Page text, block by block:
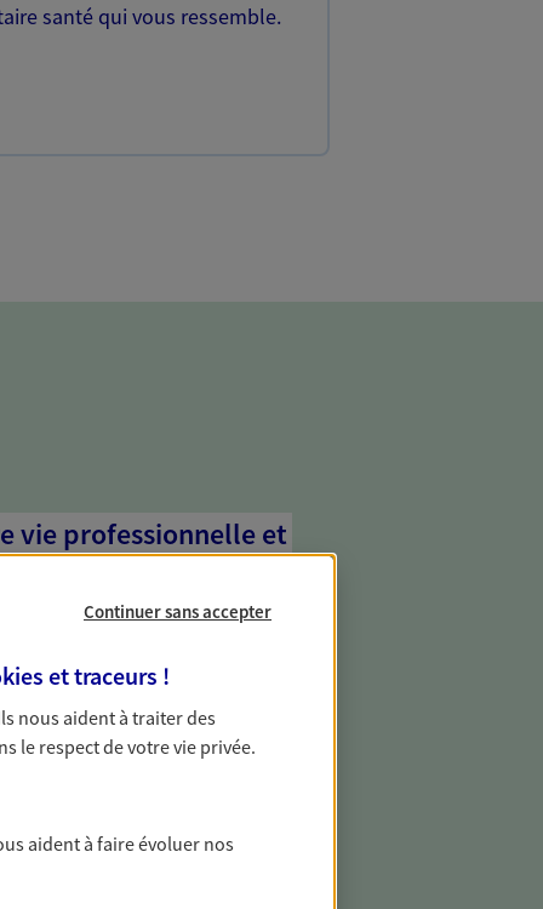
santé qui vous ressemble.
vie professionnelle et
écoute pour vous proposer des
risques liés à votre vie privée. Un seul
vos besoins, ça change tout.
graves avec nos
salarié ou particulier non couvert
Continuer sans accepter
et traceurs !
nous aident à traiter des
le respect de votre vie privée.
aident à faire évoluer nos